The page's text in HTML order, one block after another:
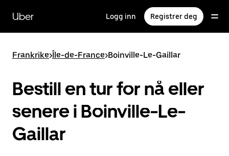
hovedinnholdet
Uber Logg inn Registrer deg
Frankrike>Île-de-France>Boinville-Le-Gaillar
Bestill en tur for nå eller
senere i Boinville-Le-
Gaillar